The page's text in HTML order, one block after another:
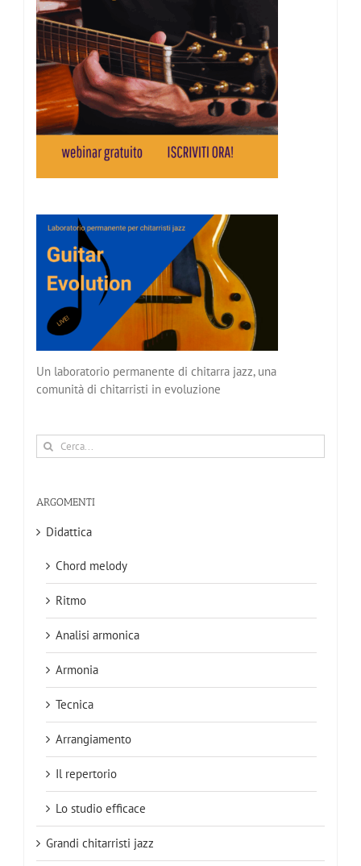
Un laboratorio permanente di chitarra jazz, una
comunità di chitarristi in evoluzione
Cerca
per:
ARGOMENTI
Didattica
Chord melody
Ritmo
Analisi armonica
Armonia
Tecnica
Arrangiamento
Il repertorio
Lo studio efficace
Grandi chitarristi jazz